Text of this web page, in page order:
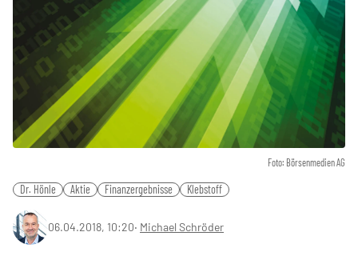
Foto: Börsenmedien AG
Dr. Hönle Aktie Finanzergebnisse Klebstoff
06.04.2018, 10:20‧ Michael Schröder